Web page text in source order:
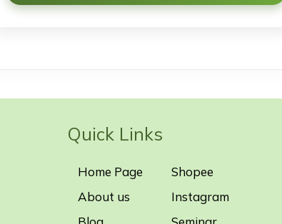
Quick Links
Home Page
About us
Shopee
Instagram